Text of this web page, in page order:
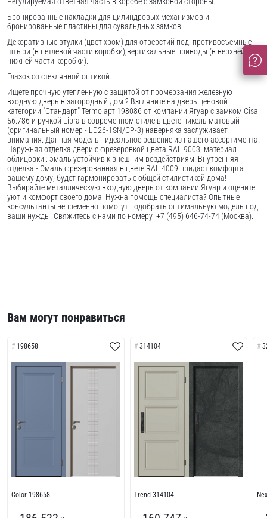
Бронированные накладки для цилиндровых механизмов и
бронированные пластины для сувальдных замков.
Декоративные втулки (цвет хром) для отверстий под: противосъемные
штыри (в петлевой части коробки),вертикальные приводы (в верхней и
нижней части коробки).
Глазок со стеклянной оптикой.
Ищете прочную утепленную с защитой от промерзания железную
входную дверь в загородный дом ? Взгляните на дверь ценовой
категории "Стандарт" Termo арт 198086 от компании Ягуар с замком Cisa
56.786 и ручкой Libra в современном стиле в цвете никель матовый
(оригинальный номер - LD26-1SN/CP-3) наверняка заслуживает
внимания. Данная модель - идеальное решение из нашего ассортимента.
Наружняя отделка двери с фрезеровкой цвета RAL 9003, материал
облицовки : эмаль устойчив к внешним воздействиям. Внутренняя
отделка - Эмаль фрезерованная в цвете RAL 4009 придаст комфорта
вашему дому, будет гармонировать с общей стилистикой дома!
Выбирайте металлическую входную дверь от компании Ягуар и оцените
уют и комфорт своего дома! Нужна помощь специалиста? Опытные
консультанты непременно помогут подобрать оптимальную модель под
ваши нужды. Свяжитесь с нами по номеру +7 (495) 646-74-74 (Москва).
Вам могут понравиться
198658
Color 198658
314104
Trend 314104